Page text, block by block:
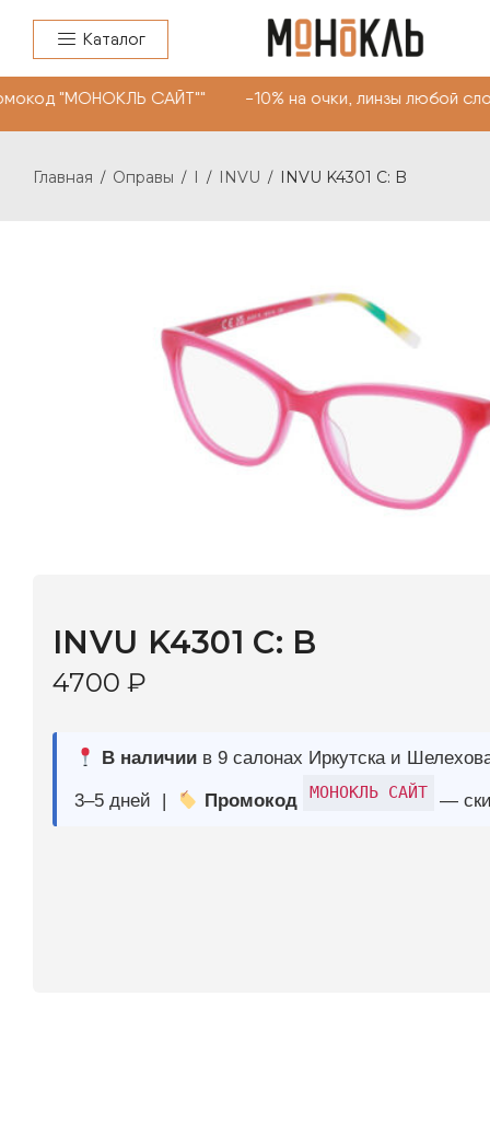
Каталог
"МОНОКЛЬ САЙТ"" -10% на очки, линзы
Главная / Оправы / I / INVU / INVU K4301 C: B
В наличиив 9 салонах Иркутска и Шелехова |